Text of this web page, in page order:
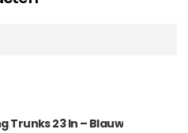
Trunks 23 In – Blauw